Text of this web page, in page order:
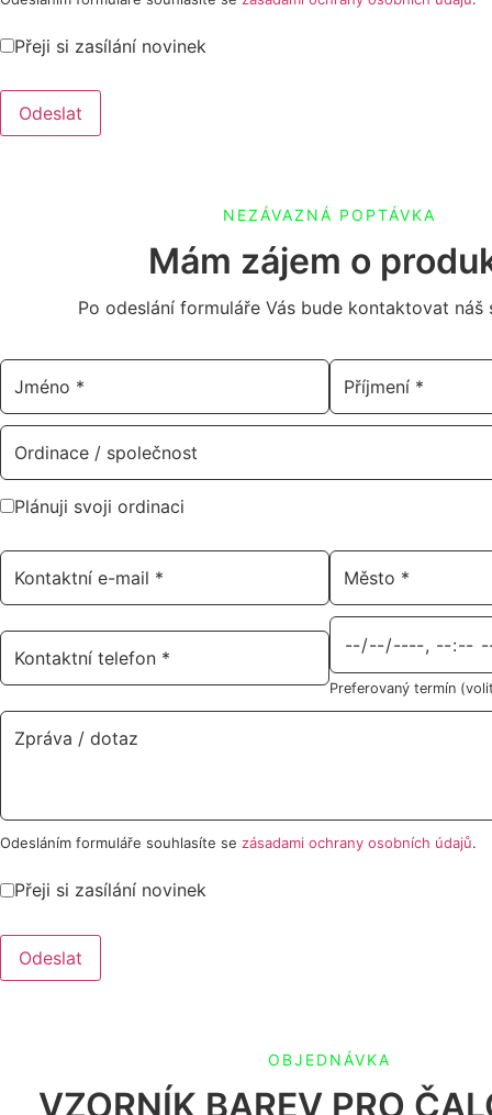
Přeji si zasílání novinek
Odeslat
NEZÁVAZNÁ POPTÁVKA
Mám zájem o
Po odeslání formuláře Vás bude kontaktovat náš
Plánuji svoji ordinaci
Preferovaný termín
Odesláním formuláře souhlasíte se zásadami ochrany osobních údajů.
Přeji si zasílání novinek
Odeslat
OBJEDNÁVKA
VZORNÍK BAREV PRO